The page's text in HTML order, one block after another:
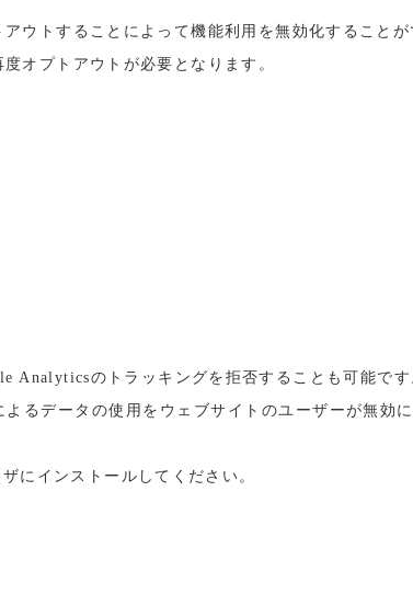
ウトすることによって機能利用を無効化することが
オプトアウトが必要となります。
Analyticsのトラッキングを拒否することも可能です
るデータの使用をウェブサイトのユーザーが無効
にインストールしてください。